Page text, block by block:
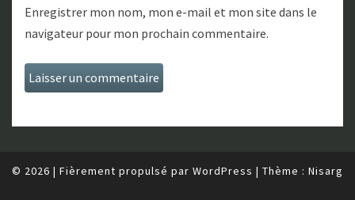
Enregistrer mon nom, mon e-mail et mon site dans le
navigateur pour mon prochain commentaire.
© 2026 | Fièrement propulsé par WordPress | Thème : Nisarg